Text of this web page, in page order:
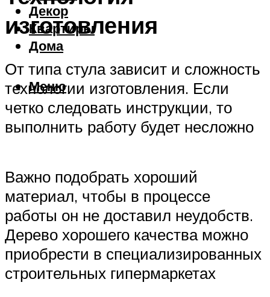
Декор
Квартиры
Дома
Меню
изготовления
От типа стула зависит и сложность
технологии изготовления. Если
четко следовать инструкции, то
выполнить работу будет несложно
Важно подобрать хороший
материал, чтобы в процессе
работы он не доставил неудобств.
Дерево хорошего качества можно
приобрести в специализированных
строительных гипермаркетах